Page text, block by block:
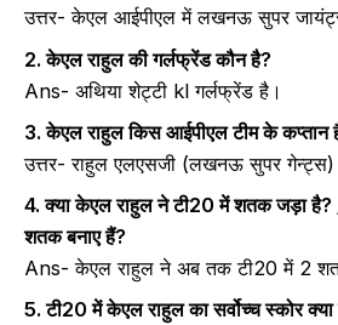
उत्तर- केएल आईपीएल में लखनऊ सुपर
2. केएल राहुल की गर्लफ्रेंड कौन है?
Ans- अथिया शेट्टी kl गर्लफ्रेंड है।
3. केएल राहुल किस आईपीएल टीम के कप्तान
उत्तर- राहुल एलएसजी (लखनऊ सुपर गेन्ट्स)
4. क्या केएल राहुल ने टी20 में शतक जड़ा है?
शतक बनाए हैं?
Ans- केएल राहुल ने अब तक टी20 में 2
5. टी20 में केएल राहुल का सर्वोच्च स्कोर क्या